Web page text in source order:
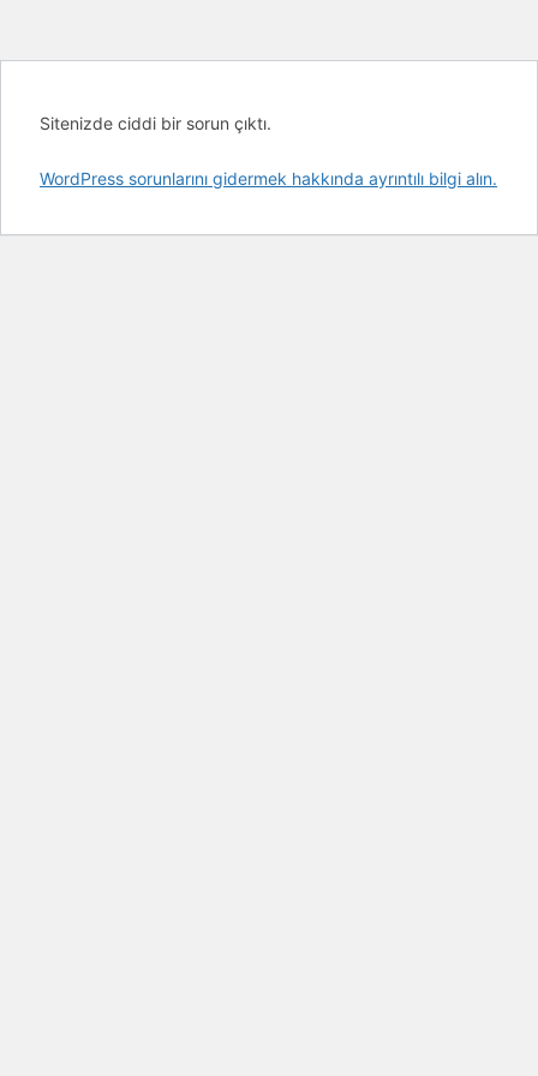
Sitenizde ciddi bir sorun çıktı.
WordPress sorunlarını gidermek hakkında ayrıntılı bilgi alın.